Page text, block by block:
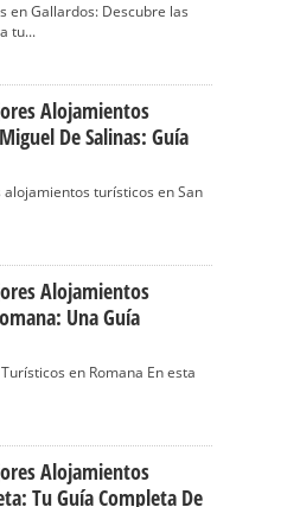
en Gallardos: Descubre las
tu...
Alojamientos
De Salinas: Guía
turísticos en San
Alojamientos
Una Guía
en Romana En esta
Alojamientos
Tu Guía Completa De